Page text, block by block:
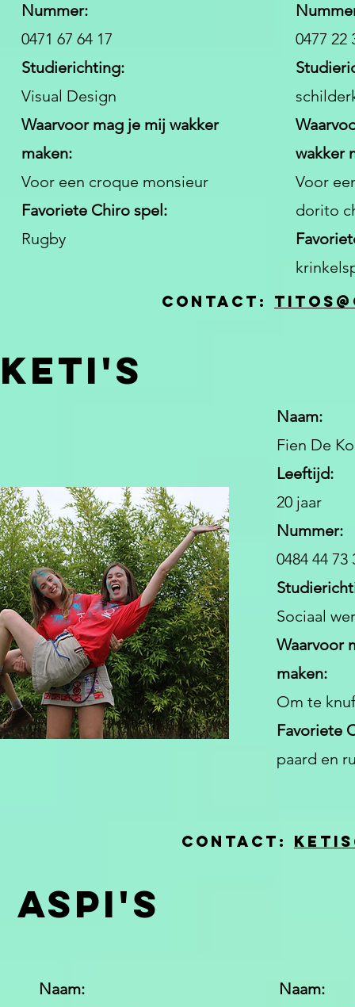
Contact:
Nummer:
0471 67 64 17
Studierichting:
Visual Design
Waarvoor mag je mij wakker
maken:
Voor een croque monsieur
Favoriete Chiro spel:
Rugby
0477 22
wakker
Voor
dorito
Keti's
Naam:
Fien De
Leeftijd:
20 jaar
Nummer:
0484 44 73
Sociaal
Waarvoor
maken:
Om te
Favoriete
paard en
Contact:
aspi's
Naam:
Naam: